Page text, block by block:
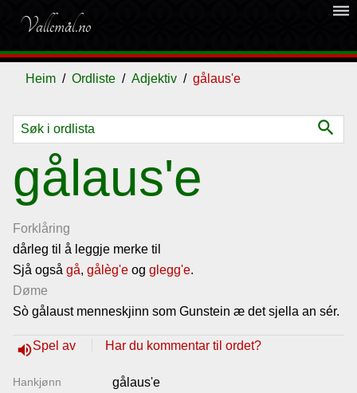
Vallemål.no
dehaze
Heim Ordliste Adjektiv gålaus'e
search
gålaus'e
Forklåring
dårleg til å leggje merke til
Sjå også gå, gålèg'e og glegg'e.
Døme
Sò gålaust menneskjinn som Gunstein æ det sjella an sér.
volume_upSpel av Har du kommentar til ordet?
Hankjønn gålaus'e
Ordliste
Om
vallemålet
Gjestebok
Lenkjer